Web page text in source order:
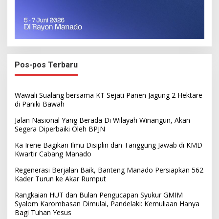
Pos-pos Terbaru
Wawali Sualang bersama KT Sejati Panen Jagung 2 Hektare
di Paniki Bawah
Jalan Nasional Yang Berada Di Wilayah Winangun, Akan
Segera Diperbaiki Oleh BPJN
Ka Irene Bagikan Ilmu Disiplin dan Tanggung Jawab di KMD
Kwartir Cabang Manado
Regenerasi Berjalan Baik, Banteng Manado Persiapkan 562
Kader Turun ke Akar Rumput
Rangkaian HUT dan Bulan Pengucapan Syukur GMIM
Syalom Karombasan Dimulai, Pandelaki: Kemuliaan Hanya
Bagi Tuhan Yesus